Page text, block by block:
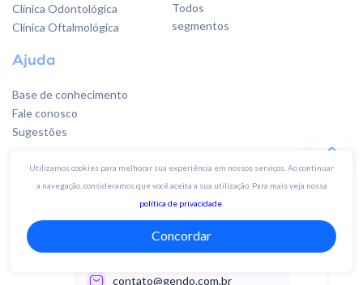
Todos
segmentos
Clínica Odontológica
Clínica Oftalmológica
Ajuda
Base de conhecimento
Fale conosco
Sugestões
Quer falar
com a gente?
contato@gendo.com.br
Utilizamos cookies para melhorar sua experiência em nossos serviços. Ao continuar
a navegação, consideramos que você aceita a sua utilização. Para mais veja nossa
política de privacidade
Concordar